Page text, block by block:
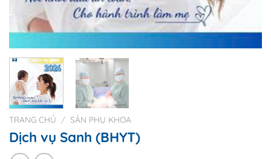
TRANG CHỦ / SẢN PHỤ KHOA
Dịch vụ Sanh (BHYT)